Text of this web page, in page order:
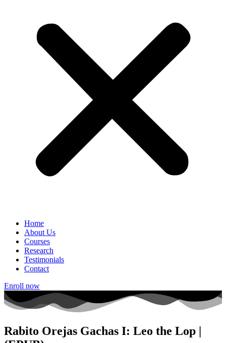
Home
About Us
Courses
Research
Testimonials
Contact
Enroll now
Rabito Orejas Gachas I: Leo the Lop |